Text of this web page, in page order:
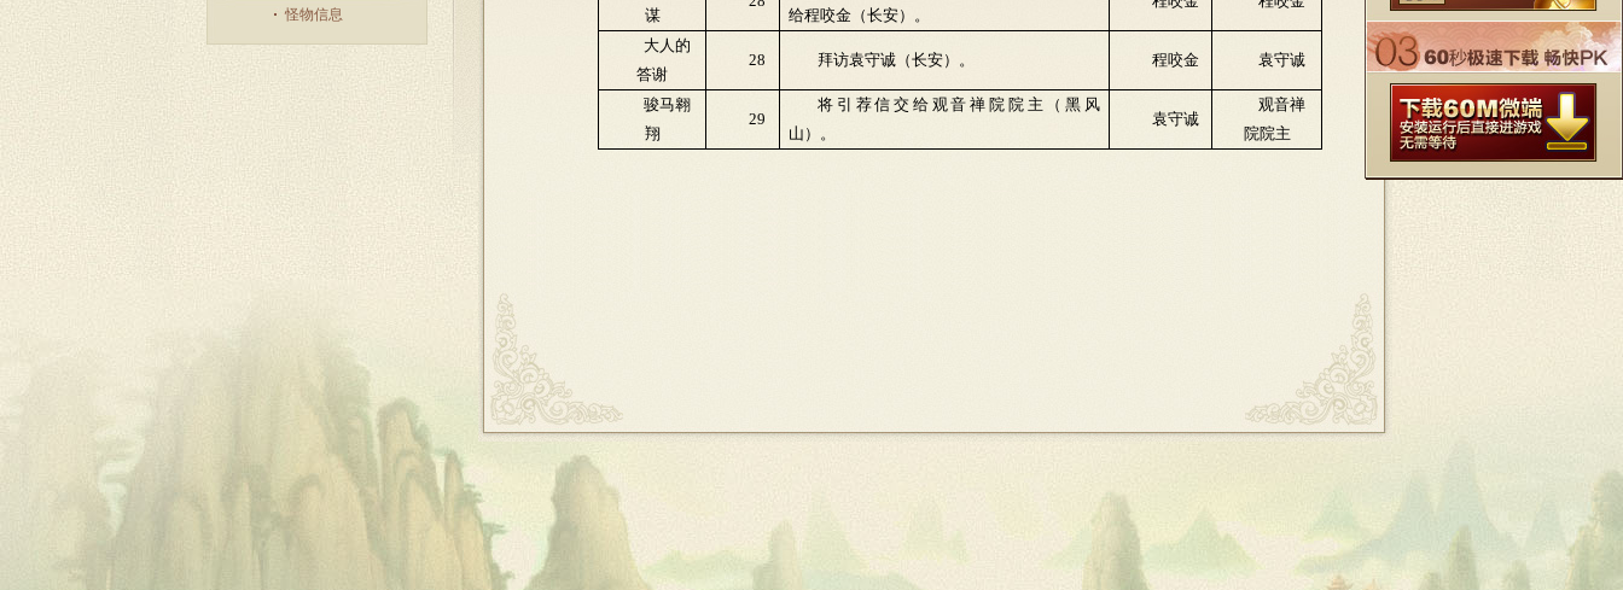
怪物信息
谋
给程咬金（长安）。
大人的
答谢
28 拜访袁守诚（长安）。 程咬金 袁守诚
骏马翱
翔
29
将引荐信交给观音禅院院主（黑风
山）。
袁守诚
观音禅
院院主